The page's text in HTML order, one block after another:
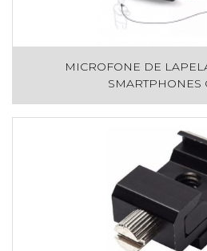
MICROFONE DE
SMARTPHONES